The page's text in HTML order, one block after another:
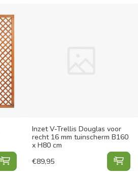
Trellis met lijst. diagonale lamellen
Inzet V-Trellis Douglas voor
recht 16 mm tuinscherm B160
x H80 cm
€89,95